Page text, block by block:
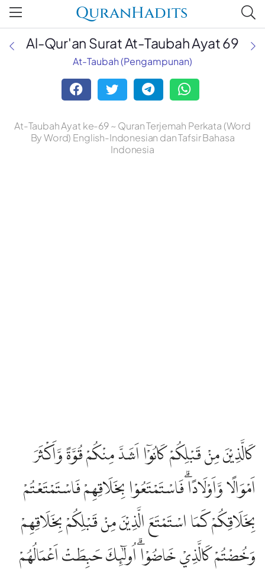
QuranHadits
Al-Qur'an Surat At-Taubah Ayat 69
At-Taubah (Pengampunan)
At-Taubah Ayat ke-69 ~ Quran Terjemah Perkata (Word
By Word) English-Indonesian dan Tafsir Bahasa
Indonesia
كَالَّذِيْنَ مِنْ قَبْلِكُمْ كَانُوْٓا اَشَدَّ مِنْكُمْ قُوَّةً وَّاَكْثَرَ
اَمْوَالًا وَّاَوْلَادًاۗ فَاسْتَمْتَعُوْا بِخَلَاقِهِمْ فَاسْتَمْتَعْتُمْ
بِخَلَاقِكُمْ كَمَا اسْتَمْتَعَ الَّذِيْنَ مِنْ قَبْلِكُمْ بِخَلَاقِهِمْ
وَخُضْتُمْ كَالَّذِيْ خَاضُوْاۗ اُولٰۤىِٕكَ حَبِطَتْ اَعْمَالُهُمْ